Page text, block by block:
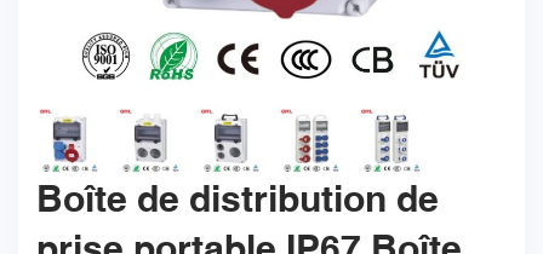
Boîte de distribution de